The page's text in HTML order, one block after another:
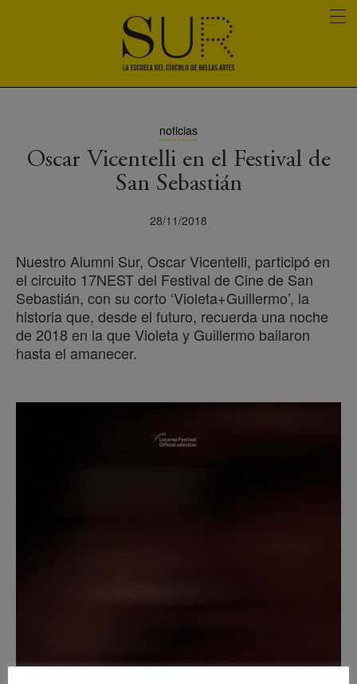
noticias
Oscar Vicentelli en el Festival de
San Sebastián
28/11/2018
Nuestro Alumni Sur, Oscar Vicentelli, participó en
el circuito 17NEST del Festival de Cine de San
Sebastián, con su corto ‘Violeta+Guillermo’, la
historia que, desde el futuro, recuerda una noche
de 2018 en la que Violeta y Guillermo bailaron
hasta el amanecer.